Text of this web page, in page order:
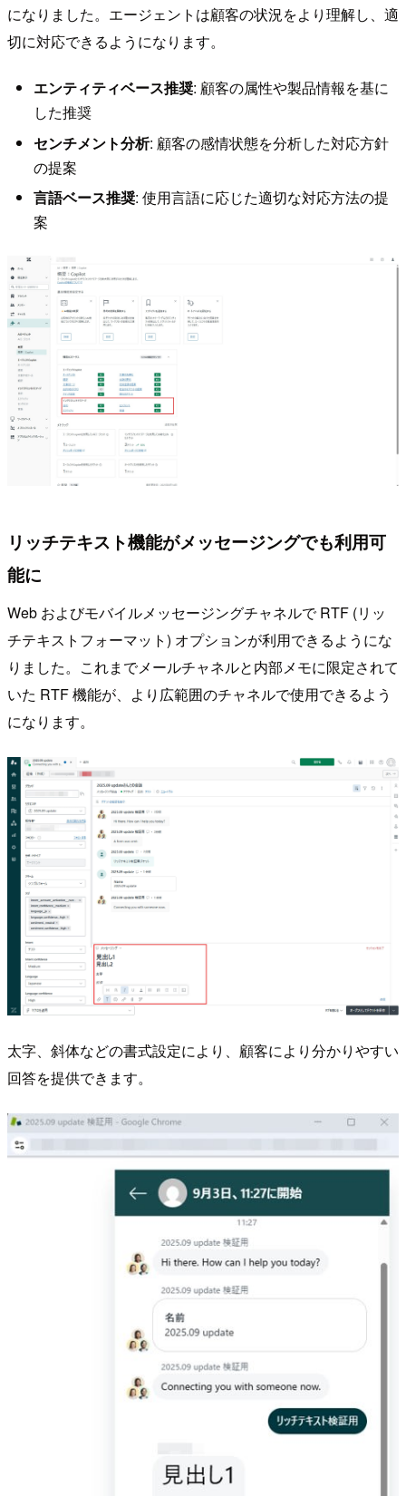
になりました。エージェントは顧客の状況をより理解し、適
切に対応できるようになります。
エンティティベース推奨: 顧客の属性や製品情報を基に
した推奨
センチメント分析: 顧客の感情状態を分析した対応方針
の提案
言語ベース推奨: 使用言語に応じた適切な対応方法の提
案
リッチテキスト機能がメッセージングでも利用可
能に
Web およびモバイルメッセージングチャネルで RTF (リッ
チテキストフォーマット) オプションが利用できるようにな
りました。これまでメールチャネルと内部メモに限定されて
いた RTF 機能が、より広範囲のチャネルで使用できるよう
になります。
太字、斜体などの書式設定により、顧客により分かりやすい
回答を提供できます。